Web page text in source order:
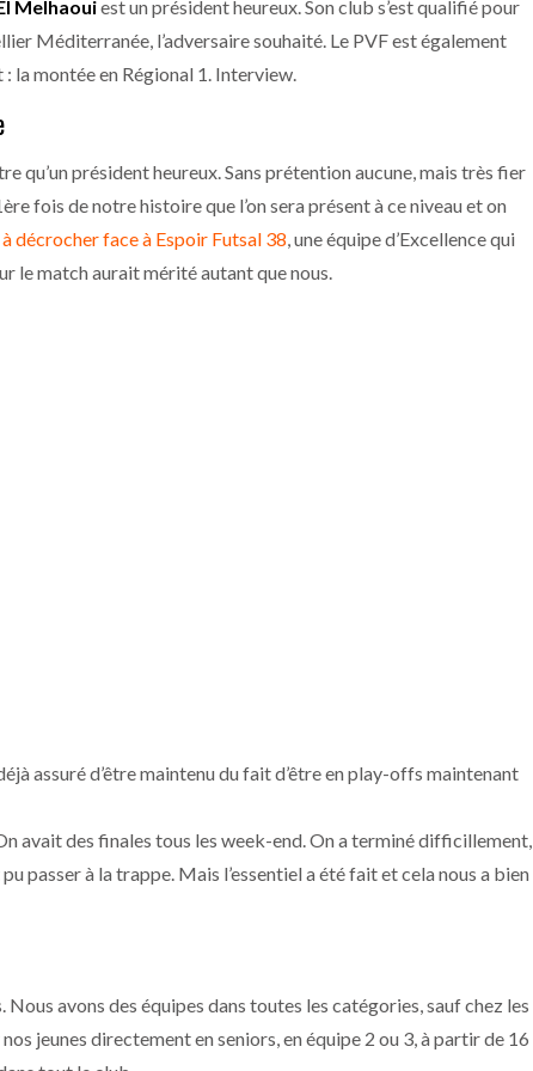
Melhaouiest un président heureux. Son club s’est qualifié pour
Méditerranée, l’adversaire souhaité. Le PVF est également
la montée en Régional 1. Interview.
qu’un président heureux. Sans prétention aucune, mais très fier
fois de notre histoire que l’on sera présent à ce niveau et on
décrocher face à Espoir Futsal 38, une équipe d’Excellence qui
le match aurait mérité autant que nous.
assuré d’être maintenu du fait d’être en play-offs maintenant
avait des finales tous les week-end. On a terminé difficillement,
passer à la trappe. Mais l’essentiel a été fait et cela nous a bien
avons des équipes dans toutes les catégories, sauf chez les
jeunes directement en seniors, en équipe 2 ou 3, à partir de 16